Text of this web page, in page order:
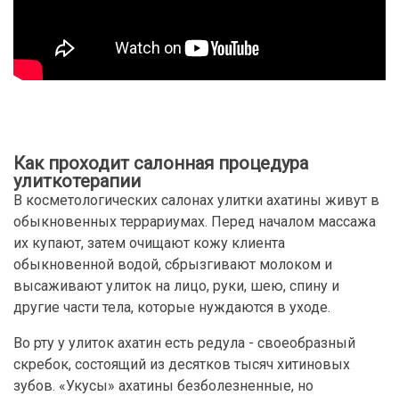
Как проходит салонная процедура
улиткотерапии
В косметологических салонах улитки ахатины живут в
обыкновенных террариумах. Перед началом массажа
их купают, затем очищают кожу клиента
обыкновенной водой, сбрызгивают молоком и
высаживают улиток на лицо, руки, шею, спину и
другие части тела, которые нуждаются в уходе.
Во рту у улиток ахатин есть редула - своеобразный
скребок, состоящий из десятков тысяч хитиновых
зубов. «Укусы» ахатины безболезненные, но